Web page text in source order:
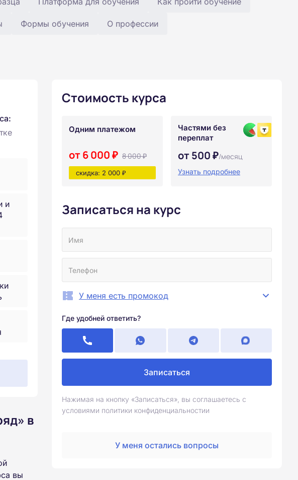
Формы обучения О профессии
и
в
вы
Стоимость курса
Одним платежом
от 6 000 ₽ 8 000 ₽
скидка: 2 000 ₽
Частями без
переплат
от 500 ₽/месяц
Узнать подробнее
Записаться на курс
У меня есть промокод
Где удобней ответить?
Записаться
Нажимая на кнопку «Записаться», вы соглашаетесь с
условиями политики конфиденциальностии
У меня остались вопросы